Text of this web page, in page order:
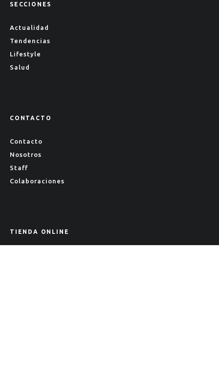
SECCIONES
Actualidad
Tendencias
Lifestyle
Salud
CONTACTO
Contacto
Nosotros
Staff
Colaboraciones
TIENDA ONLINE